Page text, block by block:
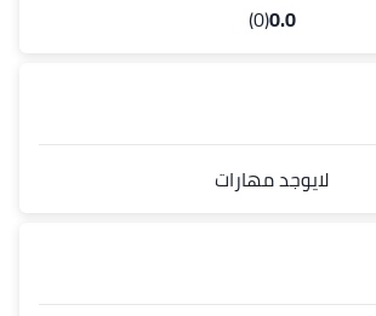
0.0
(0)
لايوجد مهارات